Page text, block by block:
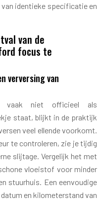
identieke specificatie en
van de
focus te
verversing van
vaak niet officieel als
staat, blijkt in de praktijk
veel ellende voorkomt.
te controleren, zie je tijdig
slijtage. Vergelijk het met
vloeistof voor minder
stuurhuis. Een eenvoudige
en kilometerstand van